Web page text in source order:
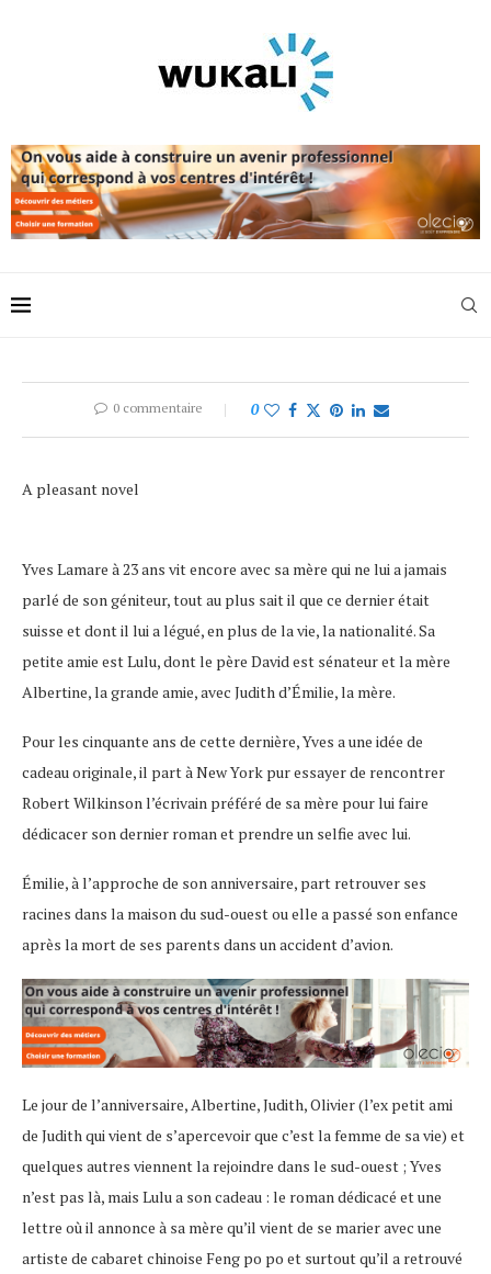
0 commentaire 0
A pleasant novel
Yves Lamare à 23 ans vit encore avec sa mère qui ne lui a jamais
parlé de son géniteur, tout au plus sait il que ce dernier était
suisse et dont il lui a légué, en plus de la vie, la nationalité. Sa
petite amie est Lulu, dont le père David est sénateur et la mère
Albertine, la grande amie, avec Judith d’Émilie, la mère.
Pour les cinquante ans de cette dernière, Yves a une idée de
cadeau originale, il part à New York pur essayer de rencontrer
Robert Wilkinson l’écrivain préféré de sa mère pour lui faire
dédicacer son dernier roman et prendre un selfie avec lui.
Émilie, à l’approche de son anniversaire, part retrouver ses
racines dans la maison du sud-ouest ou elle a passé son enfance
après la mort de ses parents dans un accident d’avion.
Le jour de l’anniversaire, Albertine, Judith, Olivier (l’ex petit ami
de Judith qui vient de s’apercevoir que c’est la femme de sa vie) et
quelques autres viennent la rejoindre dans le sud-ouest ; Yves
n’est pas là, mais Lulu a son cadeau : le roman dédicacé et une
lettre où il annonce à sa mère qu’il vient de se marier avec une
artiste de cabaret chinoise Feng po po et surtout qu’il a retrouvé